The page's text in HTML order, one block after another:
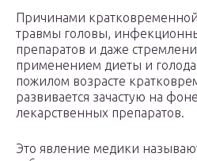
Причинами кратковременной
травмы головы,
препаратов и даже
применением диеты и
пожилом возрасте
развивается зачастую на
лекарственных препаратов.
Это явление медики